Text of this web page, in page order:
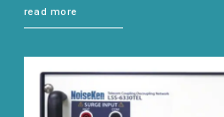
read more